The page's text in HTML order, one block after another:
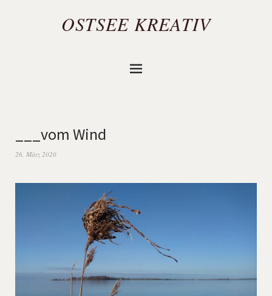
OSTSEE KREATIV
___vom Wind
26. März 2020